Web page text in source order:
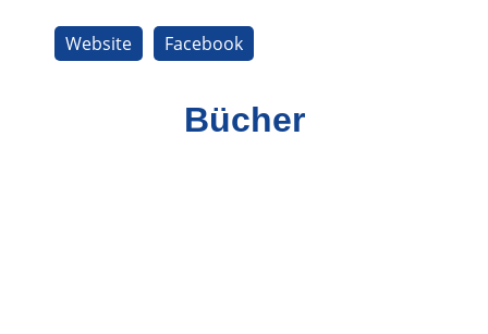
Website Facebook
Bücher